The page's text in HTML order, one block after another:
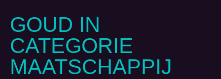
GOUD IN
CATEGORIE
MAATSCHAPPIJ